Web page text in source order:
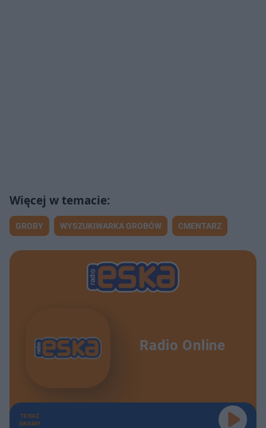
GROBY WYSZUKIWARKA GROBÓW CMENTARZ
Radio Online
TERAZ
GRAMY